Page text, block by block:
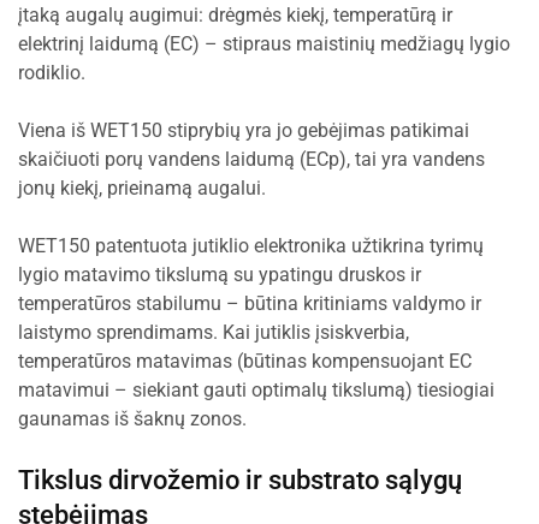
įtaką augalų augimui: drėgmės kiekį, temperatūrą ir
elektrinį laidumą (EC) – stipraus maistinių medžiagų lygio
rodiklio.
Viena iš WET150 stiprybių yra jo gebėjimas patikimai
skaičiuoti porų vandens laidumą (ECp), tai yra vandens
jonų kiekį, prieinamą augalui.
WET150 patentuota jutiklio elektronika užtikrina tyrimų
lygio matavimo tikslumą su ypatingu druskos ir
temperatūros stabilumu – būtina kritiniams valdymo ir
laistymo sprendimams. Kai jutiklis įsiskverbia,
temperatūros matavimas (būtinas kompensuojant EC
matavimui – siekiant gauti optimalų tikslumą) tiesiogiai
gaunamas iš šaknų zonos.
Tikslus dirvožemio ir substrato sąlygų
stebėjimas